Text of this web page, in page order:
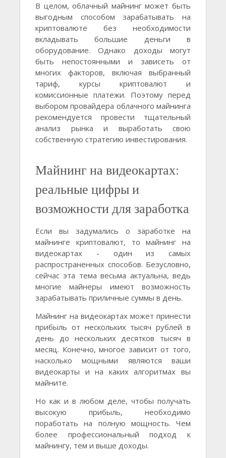
В целом, облачный майнинг может быть
выгодным способом зарабатывать на
криптовалюте без необходимости
вкладывать большие деньги в
оборудование. Однако доходы могут
быть непостоянными и зависеть от
многих факторов, включая выбранный
тариф, курсы криптовалют и
комиссионные платежи. Поэтому перед
выбором провайдера облачного майнинга
рекомендуется провести тщательный
анализ рынка и выработать свою
собственную стратегию инвестирования.
Майнинг на видеокартах:
реальные цифры и
возможности для заработка
Если вы задумались о заработке на
майнинге криптовалют, то майнинг на
видеокартах - один из самых
распространенных способов. Безусловно,
сейчас эта тема весьма актуальна, ведь
многие майнеры имеют возможность
зарабатывать приличные суммы в день.
Майнинг на видеокартах может принести
прибыль от нескольких тысяч рублей в
день до нескольких десятков тысяч в
месяц. Конечно, многое зависит от того,
насколько мощными являются ваши
видеокарты и на каких алгоритмах вы
майните.
Но как и в любом деле, чтобы получать
высокую прибыль, необходимо
поработать на полную мощность. Чем
более профессиональный подход к
майнингу, тем и выше доходы.